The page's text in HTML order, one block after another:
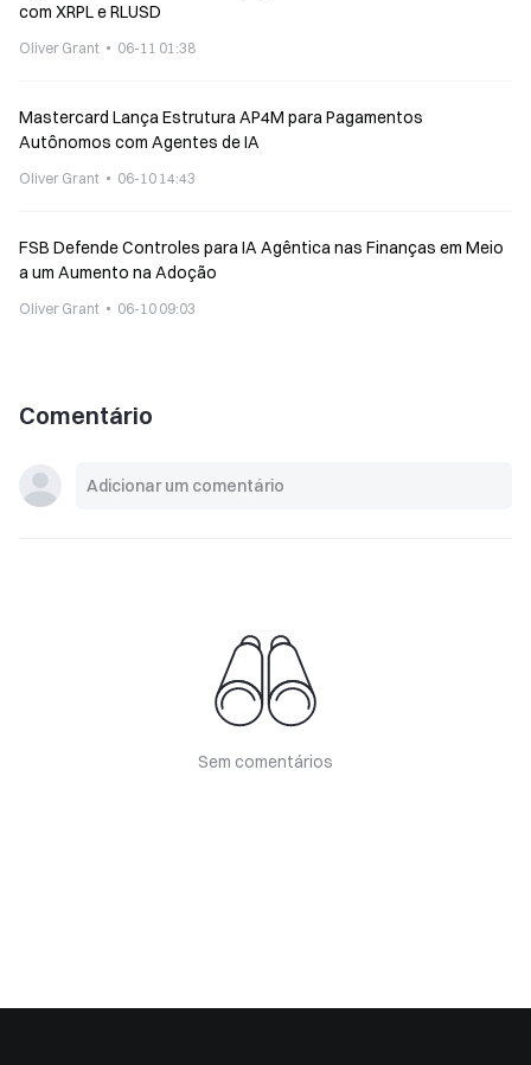
com XRPL e RLUSD
Oliver Grant 06-11 01:38
Mastercard Lança Estrutura AP4M para Pagamentos
Autônomos com Agentes de IA
Oliver Grant 06-10 14:43
FSB Defende Controles para IA Agêntica nas Finanças em Meio
a um Aumento na Adoção
Oliver Grant 06-10 09:03
Comentário
Sem comentários